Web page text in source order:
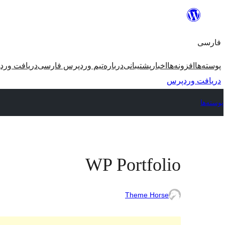
محتوا
فارسی
پوسته‌ها افزونه‌ها اخبار پشتیبانیدربارهتیم وردپرس فارسیدریافت
دریافت وردپرس
پوسته‌ها
WP Portfolio
Theme Horse